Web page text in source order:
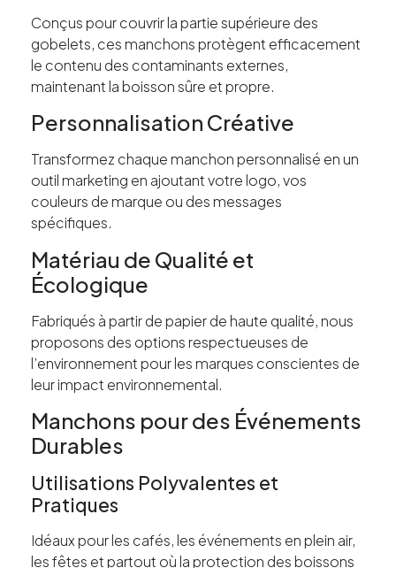
Conçus pour couvrir la partie supérieure des
gobelets, ces manchons protègent efficacement
le contenu des contaminants externes,
maintenant la boisson sûre et propre.
Personnalisation Créative
Transformez chaque manchon personnalisé en un
outil marketing en ajoutant votre logo, vos
couleurs de marque ou des messages
spécifiques.
Matériau de Qualité et
Écologique
Fabriqués à partir de papier de haute qualité, nous
proposons des options respectueuses de
l’environnement pour les marques conscientes de
leur impact environnemental.
Manchons pour des Événements
Durables
Utilisations Polyvalentes et
Pratiques
Idéaux pour les cafés, les événements en plein air,
les fêtes et partout où la protection des boissons